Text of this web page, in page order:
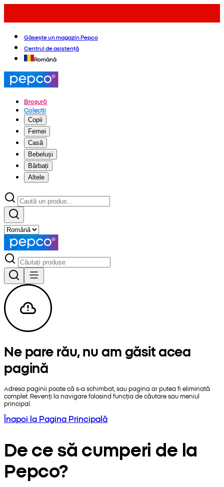
Găsește un magazin Pepco
Centrul de asistență
Română
Broșură
Colecții
Copii
Femei
Casă
Bebeluși
Bărbați
Altele
Ne pare rău, nu am găsit acea
pagină
Adresa paginii poate că s-a schimbat, sau pagina ar putea fi eliminată
complet. Revenți la navigare folosind funcția de căutare sau meniul
principal.
Înapoi la Pagina Principală
De ce să cumperi de la
Pepco?